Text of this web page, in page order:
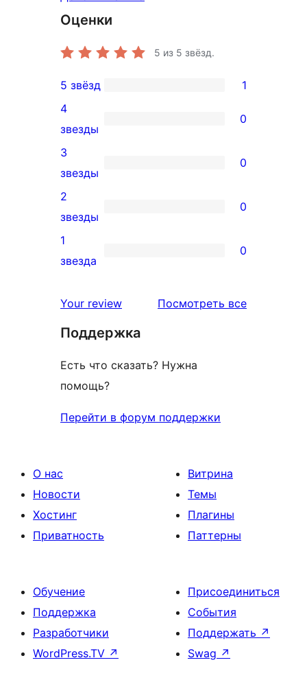
Оценки
5 из 5 звёзд.
1
5-
звездный
отзыв
5 звёзд 1
0
4-
звездный
отзыв
4
звезды
0
0
3-
звездный
отзыв
3
звезды
0
0
2-
звездный
2
звезды
0
0
звездный
1
звезда
0
Your review Посмотреть всеотзывы
Поддержка
Есть что сказать? Нужна
помощь?
Перейти в форум поддержки
О нас
Новости
Хостинг
Приватность
Витрина
Темы
Плагины
Паттерны
Обучение
Поддержка
Разработчики
WordPress.TV ↗
Присоединиться
События
Поддержать ↗
Swag ↗